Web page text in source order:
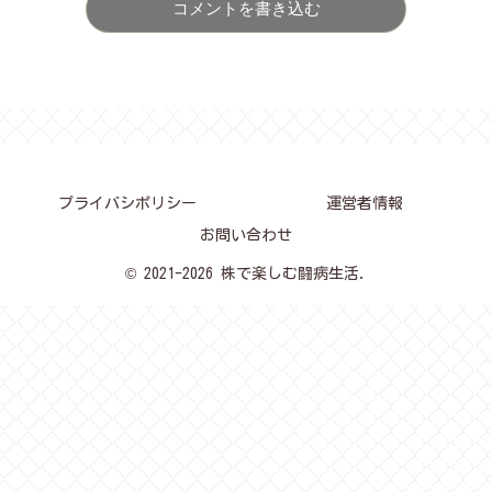
コメントを書き込む
プライバシポリシー 運営者情報
お問い合わせ
© 2021-2026 株で楽しむ闘病生活.